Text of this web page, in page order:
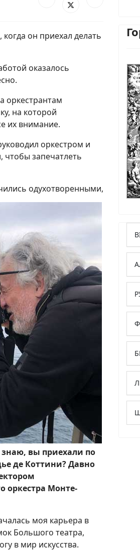
он приехал делать
оказалось
оркестрантам
на которой
их внимание.
оркестром и
чтобы запечатлеть
одухотворенными,
вы приехали по
де Коттини? Давно
оркестра Монте-
моя карьера в
Большого театра,
в мир искусства.